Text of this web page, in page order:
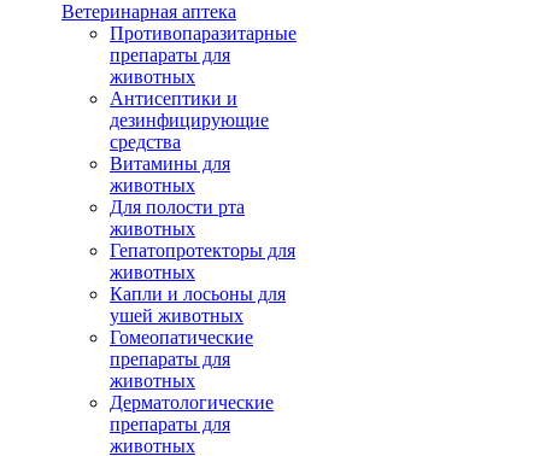
Ветеринарная аптека
Противопаразитарные
препараты для
животных
Антисептики и
дезинфицирующие
средства
Витамины для
животных
Для полости рта
животных
Гепатопротекторы для
животных
Капли и лосьоны для
ушей животных
Гомеопатические
препараты для
животных
Дерматологические
препараты для
животных